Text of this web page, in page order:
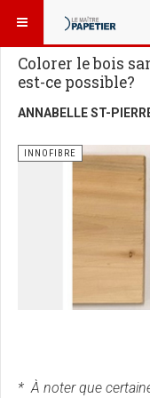
VOUS ÊTES ICI :
Colorer le bois
est-ce possible?
ANNABELLE ST-
INNOFIBRE
* À noter que